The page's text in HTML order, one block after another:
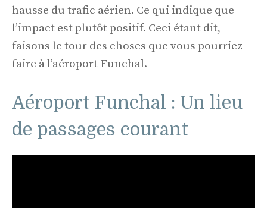
hausse du trafic aérien. Ce qui indique que
l’impact est plutôt positif. Ceci étant dit,
faisons le tour des choses que vous pourriez
faire à l’aéroport Funchal.
Aéroport Funchal : Un lieu
de passages courant